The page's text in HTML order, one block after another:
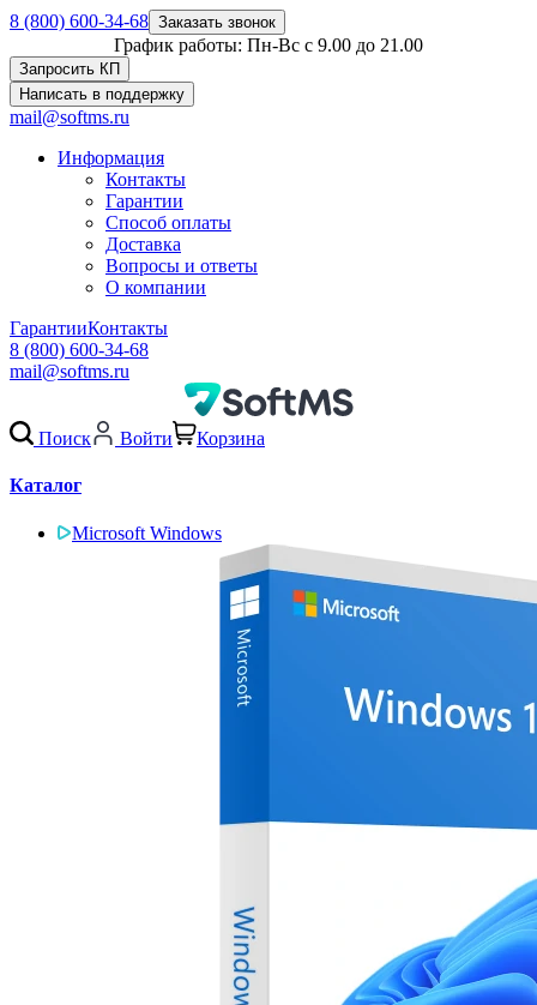
8 (800) 600-34-68 Заказать звонок
График работы: Пн-Вс с 9.00 до 21.00
Запросить КП
Написать в поддержку
mail@softms.ru
Информация
Контакты
Гарантии
Способ оплаты
Доставка
Вопросы и ответы
О компании
ГарантииКонтакты
8 (800) 600-34-68
mail@softms.ru
Поиск Войти Корзина
Каталог
Microsoft Windows